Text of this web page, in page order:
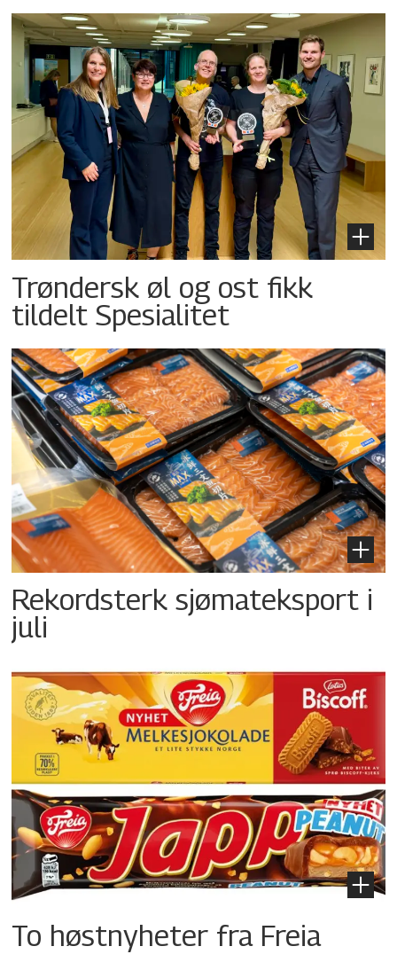
Trøndersk øl og ost fikk
tildelt Spesialitet
Rekordsterk sjømateksport i
juli
To høstnyheter fra Freia